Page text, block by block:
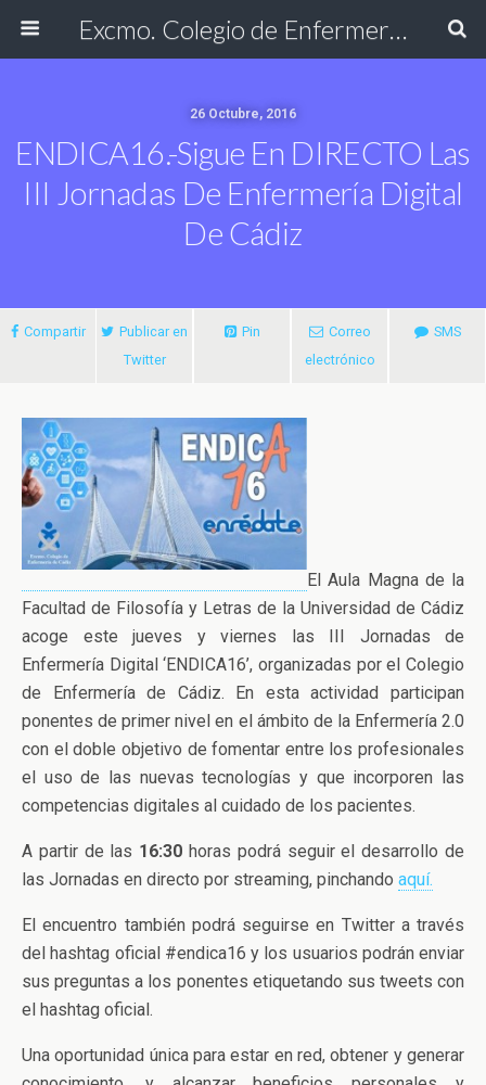
Excmo. Colegio de Enfermería de Cádiz
26 Octubre, 2016
ENDICA16.-Sigue En DIRECTO Las
III Jornadas De Enfermería Digital
De Cádiz
Compartir
Publicar en
Twitter
Pin
Correo
electrónico
SMS
El Aula Magna de la
Facultad de Filosofía y Letras de la Universidad de Cádiz
acoge este jueves y viernes las III Jornadas de
Enfermería Digital ‘ENDICA16’, organizadas por el Colegio
de Enfermería de Cádiz. En esta actividad participan
ponentes de primer nivel en el ámbito de la Enfermería 2.0
con el doble objetivo de fomentar entre los profesionales
el uso de las nuevas tecnologías y que incorporen las
competencias digitales al cuidado de los pacientes.
A partir de las 16:30 horas podrá seguir el desarrollo de
las Jornadas en directo por streaming, pinchando aquí.
El encuentro también podrá seguirse en Twitter a través
del hashtag oficial #endica16 y los usuarios podrán enviar
sus preguntas a los ponentes etiquetando sus tweets con
el hashtag oficial.
Una oportunidad única para estar en red, obtener y generar